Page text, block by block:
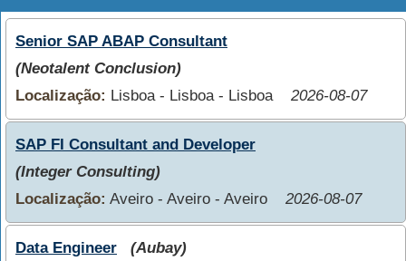
Senior SAP ABAP Consultant
(Neotalent Conclusion)
Localização: Lisboa - Lisboa - Lisboa 2026-08-07
SAP FI Consultant and Developer
(Integer Consulting)
Localização: Aveiro - Aveiro - Aveiro 2026-08-07
Data Engineer
(Aubay)